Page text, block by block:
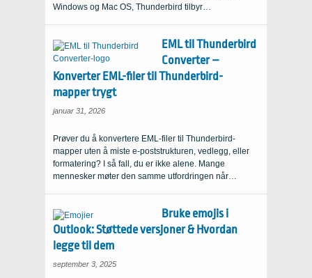
Windows og Mac OS, Thunderbird tilbyr…
EML til Thunderbird
Converter –
Konverter EML-filer til Thunderbird-
mapper trygt
januar 31, 2026
Prøver du å konvertere EML-filer til Thunderbird-
mapper uten å miste e-poststrukturen, vedlegg, eller
formatering? I så fall, du er ikke alene. Mange
mennesker møter den samme utfordringen når…
Bruke emojis i
Outlook: Støttede versjoner & Hvordan
legge til dem
september 3, 2025